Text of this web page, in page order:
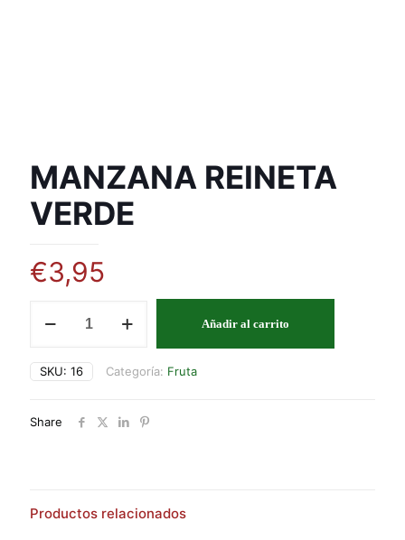
MANZANA REINETA
VERDE
€3,95
REINETA
cantidad
Añadir al carrito
SKU: 16 Categoría: Fruta
Share
Productos relacionados